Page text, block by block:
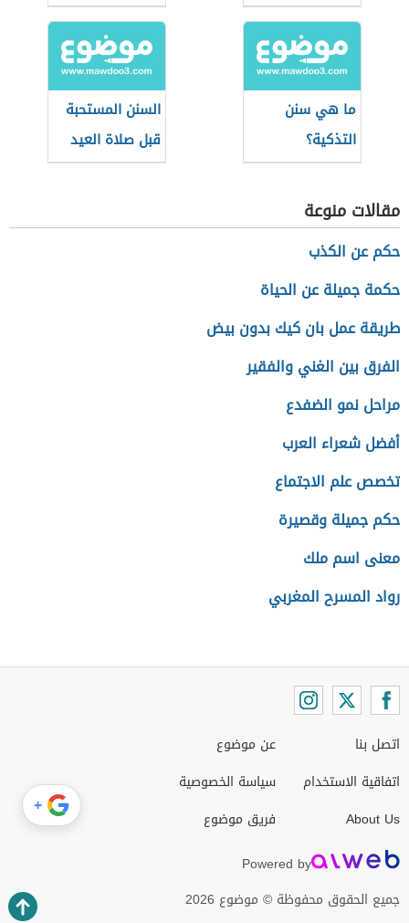
صلاة عيد الأضحى
وبعدها
انتهاء صلاة العيد
ما هي سنن
التذكية؟
السنن المستحبة
قبل صلاة العيد
مقالات منوعة
حكم عن الكذب
حكمة جميلة عن الحياة
طريقة عمل بان كيك بدون بيض
الفرق بين الغني والفقير
مراحل نمو الضفدع
أفضل شعراء العرب
تخصص علم الاجتماع
حكم جميلة وقصيرة
معنى اسم ملك
رواد المسرح المغربي
اتصل بنا
اتفاقية الاستخدام
About Us
عن موضوع
سياسة الخصوصية
فريق موضوع
Powered by
جميع الحقوق محفوظة © موضوع 2026
+